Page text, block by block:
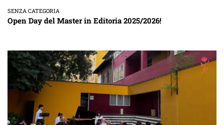
SENZA CATEGORIA
Open Day del Master in Editoria 2025/2026!